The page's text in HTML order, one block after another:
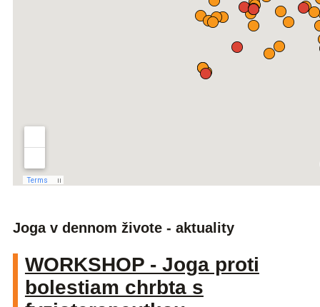
Joga v dennom živote - aktuality
WORKSHOP - Joga proti
bolestiam chrbta s